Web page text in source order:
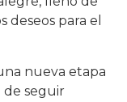
deseos para el
nueva etapa
de seguir